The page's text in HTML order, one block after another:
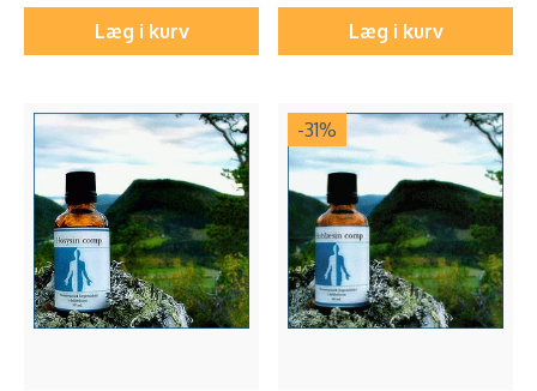
Læg i kurv Læg i kurv
-31%